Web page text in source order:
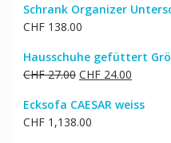
Schrank Organizer
CHF138.00
Hausschuhe gefüttert
CHF27.00 Ursprünglicher
war:
CHF 27.00
CHF24.00Aktueller
ist:
Ecksofa CAESAR weiss
CHF1,138.00